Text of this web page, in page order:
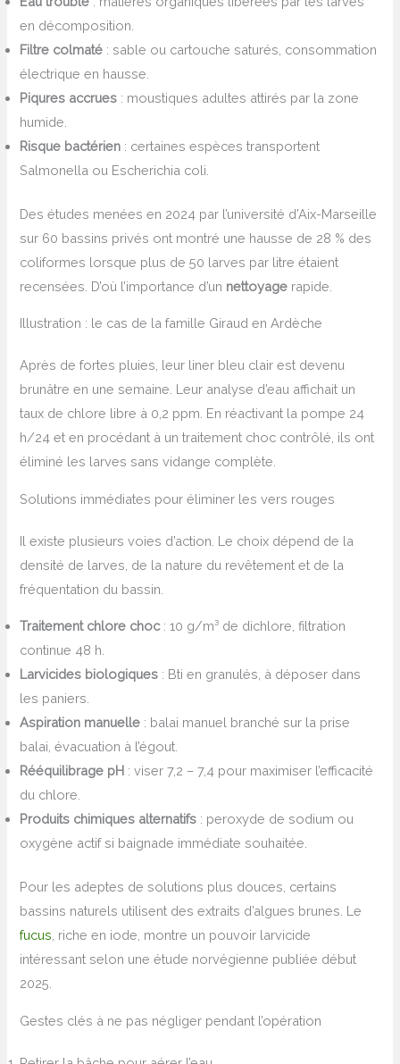
en décomposition.
Filtre colmaté : sable ou cartouche saturés, consommation
électrique en hausse.
Piqures accrues : moustiques adultes attirés par la zone
humide.
Risque bactérien : certaines espèces transportent
Salmonella ou Escherichia coli.
Des études menées en 2024 par l’université d’Aix-Marseille
sur 60 bassins privés ont montré une hausse de 28 % des
coliformes lorsque plus de 50 larves par litre étaient
recensées. D’où l’importance d’un nettoyage rapide.
Illustration : le cas de la famille Giraud en Ardèche
Après de fortes pluies, leur liner bleu clair est devenu
brunâtre en une semaine. Leur analyse d’eau affichait un
taux de chlore libre à 0,2 ppm. En réactivant la pompe 24
h/24 et en procédant à un traitement choc contrôlé, ils ont
éliminé les larves sans vidange complète.
Solutions immédiates pour éliminer les vers rouges
Il existe plusieurs voies d’action. Le choix dépend de la
densité de larves, de la nature du revêtement et de la
fréquentation du bassin.
Traitement chlore choc: 10 g/m³ de dichlore, filtration
continue 48 h.
Larvicides biologiques : Bti en granulés, à déposer dans
les paniers.
Aspiration manuelle : balai manuel branché sur la prise
balai, évacuation à l’égout.
Rééquilibrage pH : viser 7,2 – 7,4 pour maximiser l’efficacité
du chlore.
Produits chimiques alternatifs : peroxyde de sodium ou
oxygène actif si baignade immédiate souhaitée.
Pour les adeptes de solutions plus douces, certains
bassins naturels utilisent des extraits d’algues brunes. Le
fucus , riche en iode, montre un pouvoir larvicide
intéressant selon une étude norvégienne publiée début
2025.
Gestes clés à ne pas négliger pendant l’opération